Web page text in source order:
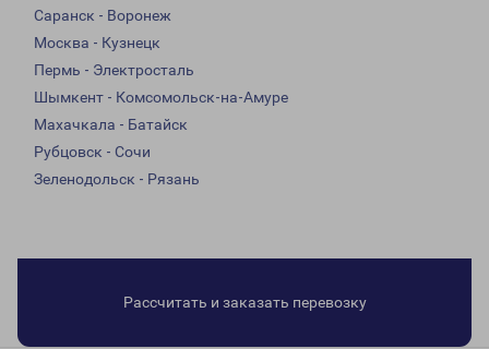
Саранск - Воронеж
Москва - Кузнецк
Пермь - Электросталь
Шымкент - Комсомольск-на-Амуре
Махачкала - Батайск
Рубцовск - Сочи
Зеленодольск - Рязань
Рассчитать и заказать перевозку